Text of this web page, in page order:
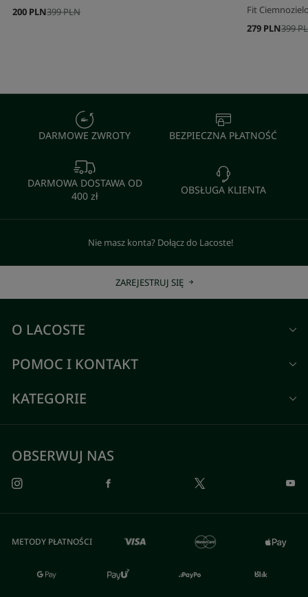
399 PLN
200 PLN
Fit
399
279 PLN
DARMOWE ZWROTY BEZPIECZNA PŁATNOŚĆ
DARMOWA DOSTAWA OD
400 zł
OBSŁUGA KLIENTA
Nie masz konta? Dołącz do Lacoste!
ZAREJESTRUJ SIĘ
O LACOSTE
POMOC I KONTAKT
KATEGORIE
OBSERWUJ NAS
METODY PŁATNOŚCI